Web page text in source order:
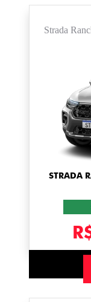
Strada
STRADA